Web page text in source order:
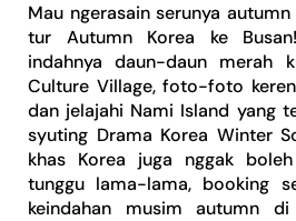
Mau ngerasain serunya
tur Autumn Korea ke
indahnya daun-daun merah
Culture Village, foto-foto
dan jelajahi Nami Island yang
syuting Drama Korea Winter
khas Korea juga nggak
tunggu lama-lama, booking
keindahan musim autumn